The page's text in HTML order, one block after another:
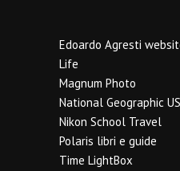
Edoardo Agresti
Life
Magnum Photo
National Geographic
Nikon School Travel
Polaris libri e guide
Time LightBox